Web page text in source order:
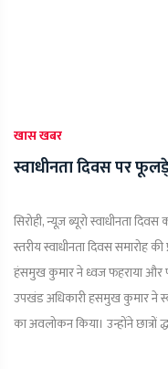
खास खबर
स्वाधीनता दिवस पर
सिरोही, न्यूज़ ब्यूरो स्वाधीनता
स्तरीय स्वाधीनता दिवस समारोह
हंसमुख कुमार ने ध्वज फहराया और
उपखंड अधिकारी हसमुख कुमार ने
का अवलोकन किया। उन्होंने छात्रों